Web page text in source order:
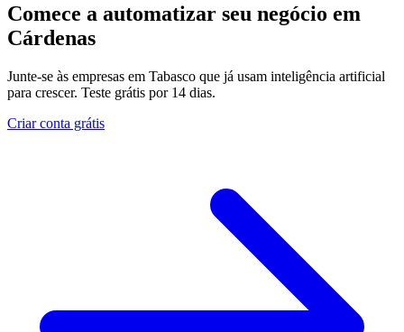
Comece a automatizar seu negócio em
Cárdenas
Junte-se às empresas em Tabasco que já usam inteligência artificial
para crescer. Teste grátis por 14 dias.
Criar conta grátis